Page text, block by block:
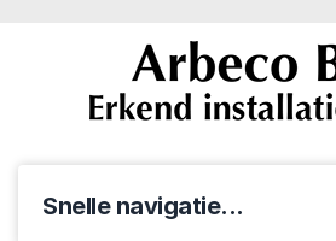
Snelle navigatie...